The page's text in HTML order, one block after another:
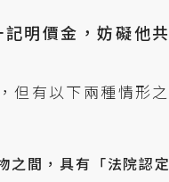
明價金，妨礙他
但有以下兩種情形
之間，具有「法院認